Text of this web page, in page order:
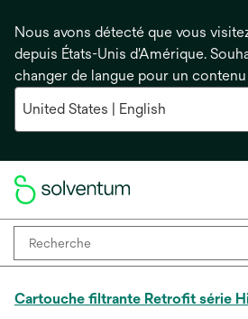
Nous avons détecté que vous
depuis États-Unis d'Amérique.
changer de langue pour un contenu
Cartouche filtrante Retrofit série